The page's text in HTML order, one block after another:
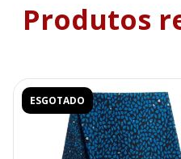
Produtos
ESGOTADO